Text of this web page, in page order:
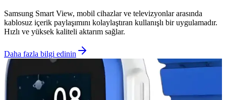
Samsung Smart View, mobil cihazlar ve televizyonlar arasında
kablosuz içerik paylaşımını kolaylaştıran kullanışlı bir uygulamadır.
Hızlı ve yüksek kaliteli aktarım sağlar.
Daha fazla bilgi edinin